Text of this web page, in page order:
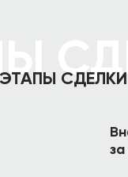
ЭТАПЫ СДЕЛКИ
за